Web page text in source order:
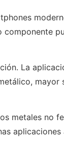
componente
La
mayor
metales no
aplicaciones